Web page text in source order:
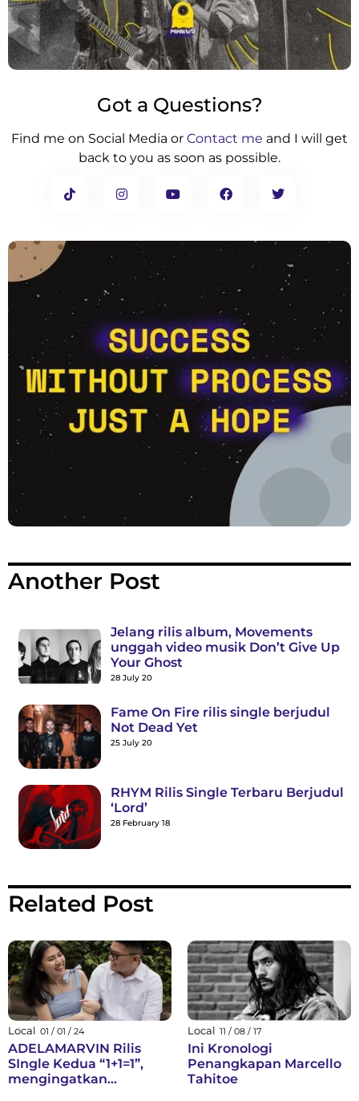
Got a Questions?
Find me on Social Media or Contact me and I will get
back to you as soon as possible.
Another Post
Jelang rilis album, Movements
unggah video musik Don’t Give Up
Your Ghost
28 July 20
Fame On Fire rilis single berjudul
Not Dead Yet
25 July 20
RHYM Rilis Single Terbaru Berjudul
‘Lord’
28 February 18
Related Post
Local 01 / 01 / 24
ADELAMARVIN Rilis
SIngle Kedua “1+1=1”,
mengingatkan
Local 11 / 08 / 17
Ini Kronologi
Penangkapan Marcello
Tahitoe